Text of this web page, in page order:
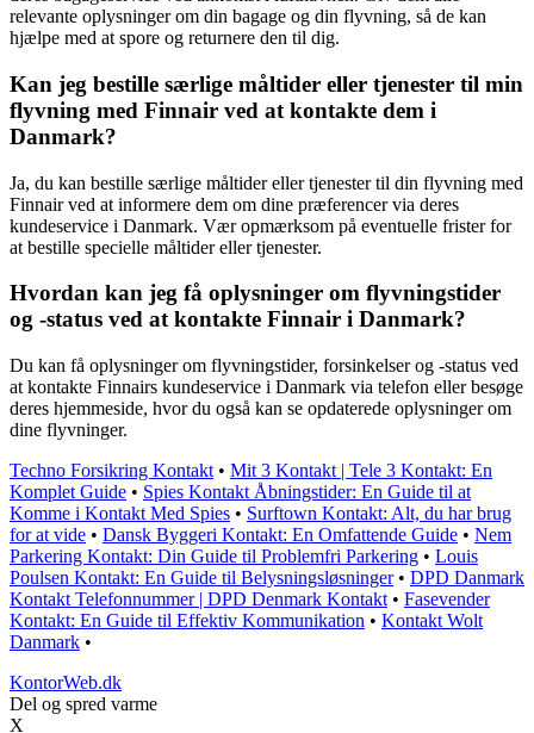
relevante oplysninger om din bagage og din flyvning, så de kan
hjælpe med at spore og returnere den til dig.
Kan jeg bestille særlige måltider eller tjenester til min
flyvning med Finnair ved at kontakte dem i
Danmark?
Ja, du kan bestille særlige måltider eller tjenester til din flyvning med
Finnair ved at informere dem om dine præferencer via deres
kundeservice i Danmark. Vær opmærksom på eventuelle frister for
at bestille specielle måltider eller tjenester.
Hvordan kan jeg få oplysninger om flyvningstider
og -status ved at kontakte Finnair i Danmark?
Du kan få oplysninger om flyvningstider, forsinkelser og -status ved
at kontakte Finnairs kundeservice i Danmark via telefon eller besøge
deres hjemmeside, hvor du også kan se opdaterede oplysninger om
dine flyvninger.
Techno Forsikring Kontakt • Mit 3 Kontakt | Tele 3 Kontakt: En
Komplet Guide • Spies Kontakt Åbningstider: En Guide til at
Komme i Kontakt Med Spies • Surftown Kontakt: Alt, du har brug
for at vide • Dansk Byggeri Kontakt: En Omfattende Guide • Nem
Parkering Kontakt: Din Guide til Problemfri Parkering • Louis
Poulsen Kontakt: En Guide til Belysningsløsninger• DPD Danmark
Kontakt Telefonnummer | DPD Denmark Kontakt • Fasevender
Kontakt: En Guide til Effektiv Kommunikation • Kontakt Wolt
Danmark •
KontorWeb.dk
Del og spred varme
X